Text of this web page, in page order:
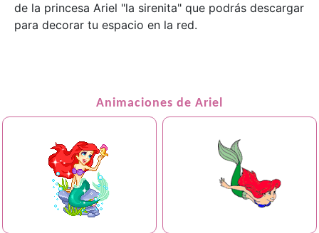
de la princesa Ariel "la sirenita" que podrás descargar
para decorar tu espacio en la red.
Animaciones de Ariel